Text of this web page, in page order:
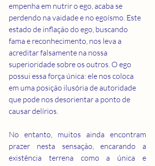
empenha em nutrir o ego, acaba se
perdendo na vaidade e no egoísmo. Este
estado de inflação do ego, buscando
fama e reconhecimento, nos leva a
acreditar falsamente na nossa
superioridade sobre os outros. O ego
possui essa força única: ele nos coloca
em uma posição ilusória de autoridade
que pode nos desorientar a ponto de
causar delírios.
No entanto, muitos ainda encontram
prazer nesta sensação, encarando a
existência terrena como a única e